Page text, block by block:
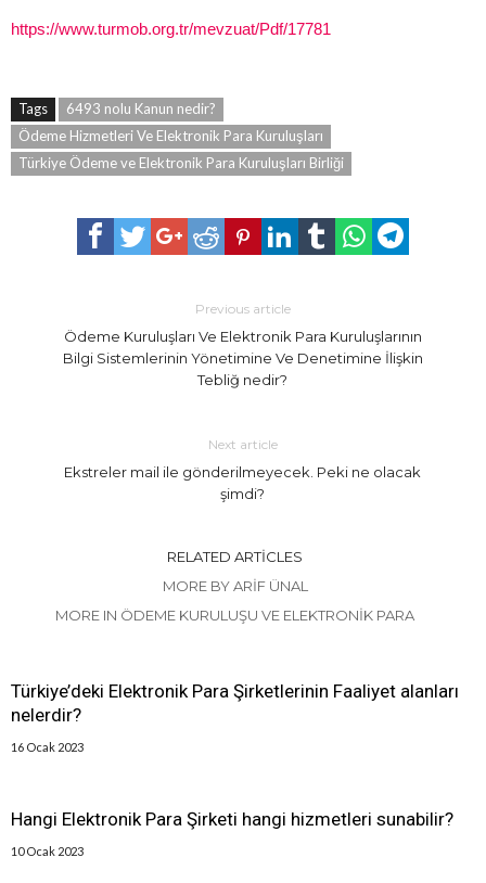
https://www.turmob.org.tr/mevzuat/Pdf/17781
Tags
6493 nolu Kanun nedir?
Ödeme Hizmetleri Ve Elektronik Para Kuruluşları
Türkiye Ödeme ve Elektronik Para Kuruluşları Birliği
Previous article
Ödeme Kuruluşları Ve Elektronik Para Kuruluşlarının
Bilgi Sistemlerinin Yönetimine Ve Denetimine İlişkin
Tebliğ nedir?
Next article
Ekstreler mail ile gönderilmeyecek. Peki ne olacak
şimdi?
RELATED ARTICLES
MORE BY ARIF ÜNAL
MORE IN ÖDEME KURULUŞU VE ELEKTRONIK PARA
Türkiye’deki Elektronik Para Şirketlerinin Faaliyet alanları
nelerdir?
16 Ocak 2023
Hangi Elektronik Para Şirketi hangi hizmetleri sunabilir?
10 Ocak 2023